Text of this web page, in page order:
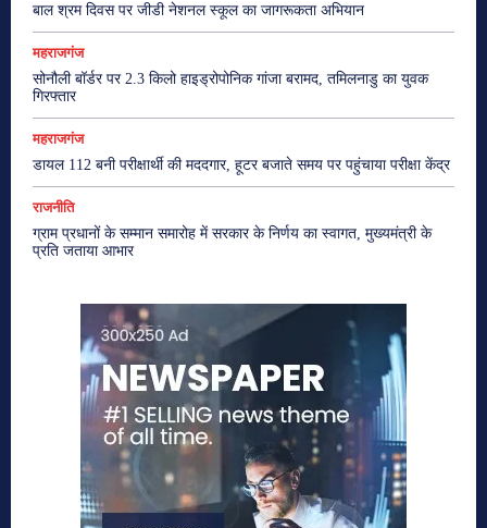
बाल श्रम दिवस पर जीडी नेशनल स्कूल का जागरूकता अभियान
महराजगंज
सोनौली बॉर्डर पर 2.3 किलो हाइड्रोपोनिक गांजा बरामद, तमिलनाडु का युवक
गिरफ्तार
महराजगंज
डायल 112 बनी परीक्षार्थी की मददगार, हूटर बजाते समय पर पहुंचाया परीक्षा केंद्र
राजनीति
ग्राम प्रधानों के सम्मान समारोह में सरकार के निर्णय का स्वागत, मुख्यमंत्री के
प्रति जताया आभार